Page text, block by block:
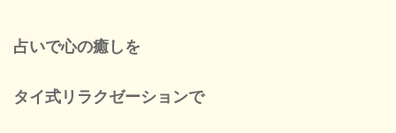
占いで心の癒しを
タイ式リラクゼーションで